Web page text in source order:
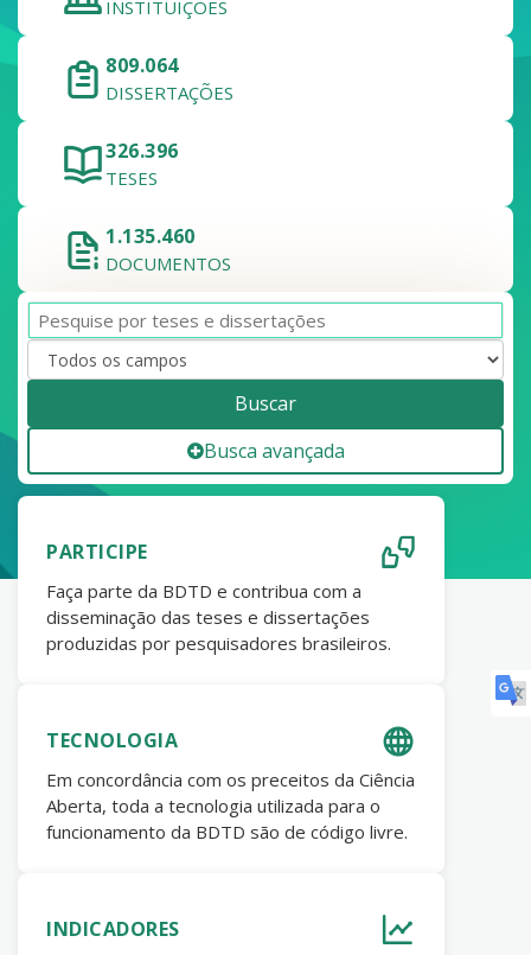
INSTITUIÇÕES
809.064
DISSERTAÇÕES
326.396
TESES
1.135.460
DOCUMENTOS
Buscar
Busca avançada
PARTICIPE
Faça parte da BDTD e contribua com a
disseminação das teses e dissertações
produzidas por pesquisadores brasileiros.
TECNOLOGIA
Em concordância com os preceitos da Ciência
Aberta, toda a tecnologia utilizada para o
funcionamento da BDTD são de código livre.
INDICADORES